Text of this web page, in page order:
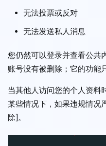
无法投票或反对
无法发送私人消息
您仍然可以登录并查看公共
账号没有被删除；它的功能
当其他人访问您的个人资料
某些情况下，如果违规情况
除]。